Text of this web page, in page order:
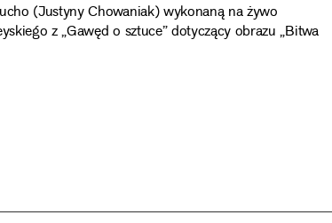
(Justyny Chowaniak) wykonaną na żywo
z „Gawęd o sztuce” dotyczący obrazu „Bitwa